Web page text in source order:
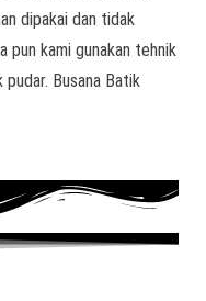
dipakai dan tidak
pun kami gunakan tehnik
Busana Batik